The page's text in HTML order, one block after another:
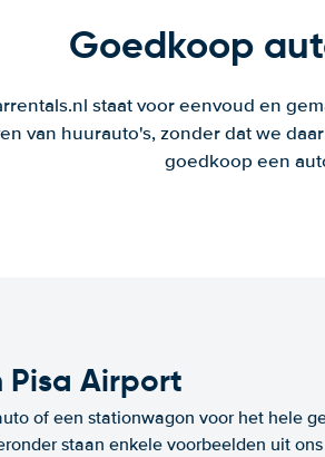
Goedkoop
staat voor eenvoud en
van huurauto's, zonder dat we
goedkoop een
Airport
of een stationwagon voor het hele
staan enkele voorbeelden uit